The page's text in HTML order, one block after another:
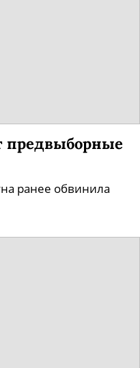
предвыборные
ранее обвинила